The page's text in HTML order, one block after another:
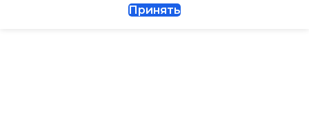
ВЫСОТА ВНУТР. БЛОКА
Принять